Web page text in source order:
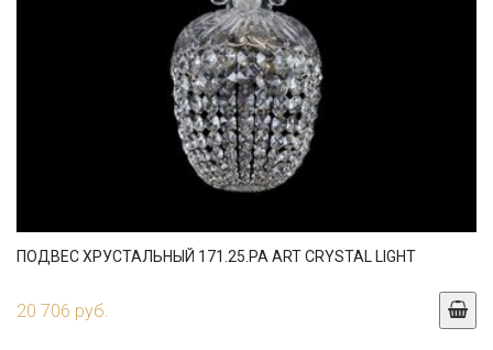
ПОДВЕС ХРУСТАЛЬНЫЙ 171.25.PA ART CRYSTAL LIGHT
20 706 руб.